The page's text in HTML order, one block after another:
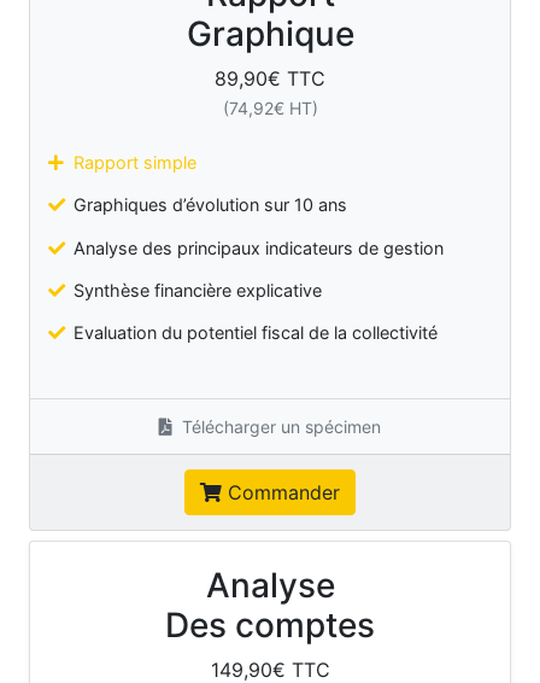
Graphique
89,90€ TTC
(74,92€ HT)
Rapport simple
Graphiques d’évolution sur 10 ans
Analyse des principaux indicateurs de gestion
Synthèse financière explicative
Evaluation du potentiel fiscal de la collectivité
Télécharger un spécimen
Commander
Analyse
Des comptes
149,90€ TTC